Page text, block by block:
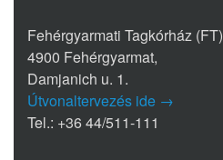
Fehérgyarmati Tagkórház (FT)
4900 Fehérgyarmat,
Damjanich u. 1.
Útvonaltervezés ide →
Tel.: +36 44/511-111